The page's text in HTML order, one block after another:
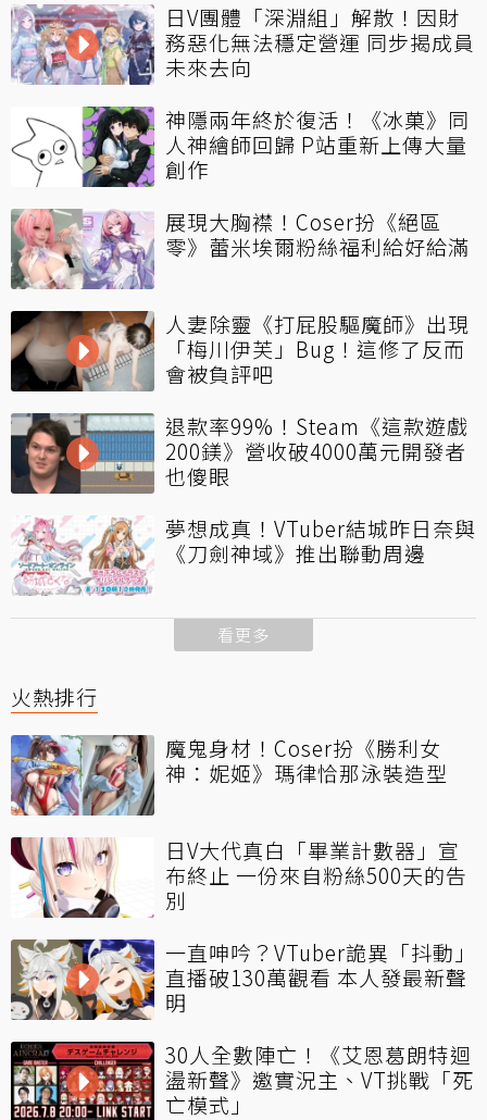
日V團體「深淵組」解散！因財
務惡化無法穩定營運 同步揭成員
未來去向
神隱兩年終於復活！《冰菓》同
人神繪師回歸 P站重新上傳大量
創作
展現大胸襟！Coser扮《絕區
零》蕾米埃爾粉絲福利給好給滿
人妻除靈《打屁股驅魔師》出現
「梅川伊芙」Bug！這修了反而
會被負評吧
退款率99%！Steam《這款遊戲
200鎂》營收破4000萬元開發者
也傻眼
夢想成真！VTuber結城昨日奈與
《刀劍神域》推出聯動周邊
看更多
火熱排行
魔鬼身材！Coser扮《勝利女
神：妮姬》瑪律恰那泳裝造型
日V大代真白「畢業計數器」宣
布終止 一份來自粉絲500天的告
別
一直呻吟？VTuber詭異「抖動」
直播破130萬觀看 本人發最新聲
明
30人全數陣亡！《艾恩葛朗特迴
盪新聲》邀實況主、VT挑戰「死
亡模式」